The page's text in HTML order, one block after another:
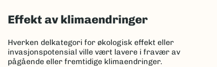
Effekt av klimaendringer
Hverken delkategori for økologisk effekt eller
invasjonspotensial ville vært lavere i fravær av
pågående eller fremtidige klimaendringer.